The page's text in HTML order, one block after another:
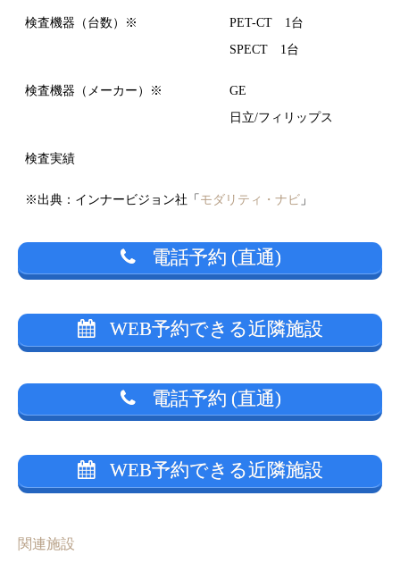
検査機器（台数）※
PET-CT 1台
SPECT 1台
検査機器（メーカー）※
GE
日立/フィリップス
検査実績
※出典：インナービジョン社「 モダリティ・ナビ 」
電話予約 (直通)
WEB予約できる近隣施設
電話予約 (直通)
WEB予約できる近隣施設
関連施設